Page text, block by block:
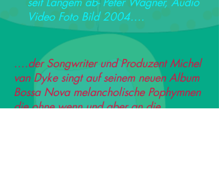
Video Foto Bild 2004….
….der Songwriter und Produzent Michel
van Dyke singt auf seinem neuen Album
Bossa Nova melancholische Pophymnen
die ohne wenn und aber an die